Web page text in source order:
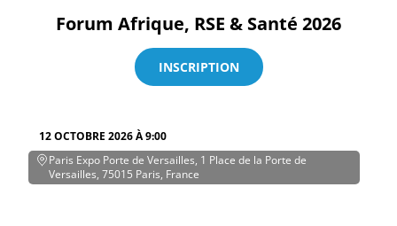
Forum Afrique, RSE & Santé 2026
INSCRIPTION
12 OCTOBRE 2026 À 9:00
Paris Expo Porte de Versailles, 1 Place de la Porte de
Versailles, 75015 Paris, France